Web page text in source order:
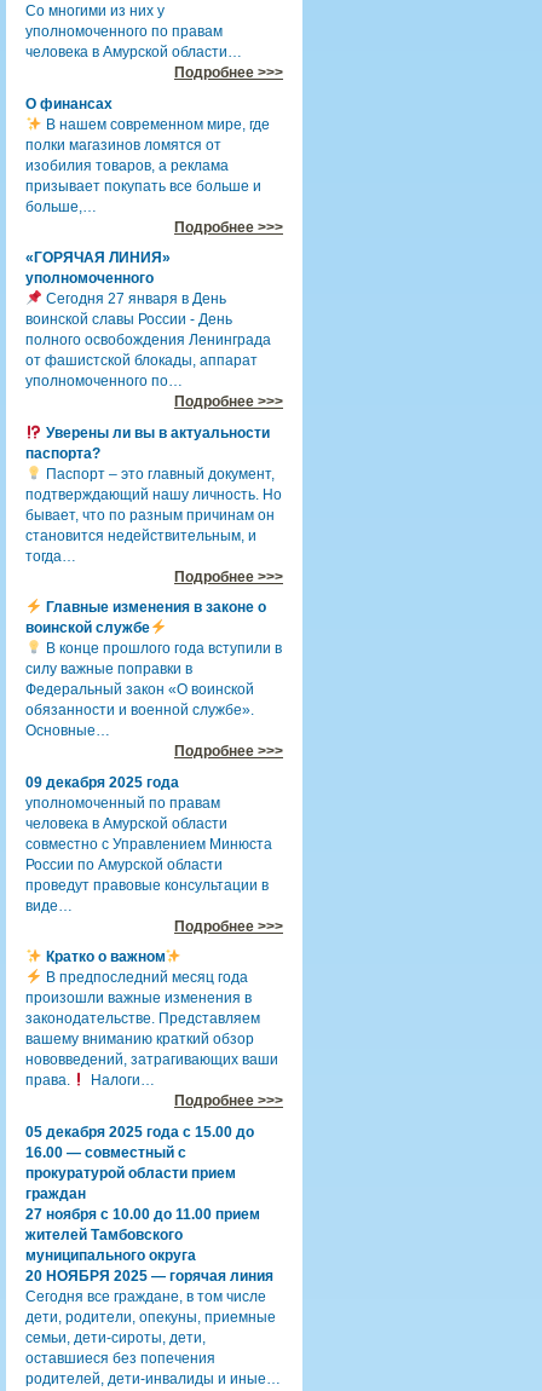
Со многими из них у
уполномоченного по правам
человека в Амурской области…
Подробнее >>>
О финансах
В нашем современном мире, где
полки магазинов ломятся от
изобилия товаров, а реклама
призывает покупать все больше и
больше,…
Подробнее >>>
«ГОРЯЧАЯ ЛИНИЯ»
уполномоченного
Сегодня 27 января в День
воинской славы России - День
полного освобождения Ленинграда
от фашистской блокады, аппарат
уполномоченного по…
Подробнее >>>
Уверены ли вы в актуальности
паспорта?
Паспорт – это главный документ,
подтверждающий нашу личность. Но
бывает, что по разным причинам он
становится недействительным, и
тогда…
Подробнее >>>
Главные изменения в законе о
воинской службе
В конце прошлого года вступили в
силу важные поправки в
Федеральный закон «О воинской
обязанности и военной службе».
Основные…
Подробнее >>>
09 декабря 2025 года
уполномоченный по правам
человека в Амурской области
совместно с Управлением Минюста
России по Амурской области
проведут правовые консультации в
виде…
Подробнее >>>
Кратко о важном
В предпоследний месяц года
произошли важные изменения в
законодательстве. Представляем
вашему вниманию краткий обзор
нововведений, затрагивающих ваши
права.
Налоги…
Подробнее >>>
05 декабря 2025 года с 15.00 до
16.00 — совместный с
прокуратурой области прием
граждан
27 ноября с 10.00 до 11.00 прием
жителей Тамбовского
муниципального округа
20 НОЯБРЯ 2025 — горячая линия
Сегодня все граждане, в том числе
дети, родители, опекуны, приемные
семьи, дети-сироты, дети,
оставшиеся без попечения
родителей, дети-инвалиды и иные…